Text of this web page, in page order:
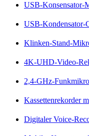
USB-Konsensator-
USB-Kondensator-
Klinken-Stand-
4K-UHD-Video-
2,4-GHz-
Kassettenrekorder
Digitaler Voice-